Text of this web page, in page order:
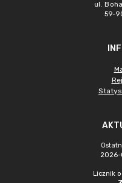
ul.
59-
2026-
Licznik